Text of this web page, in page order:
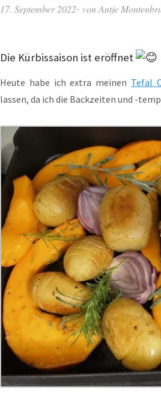
17. September 2022 vonAntje
Die Kürbissaison ist eröffnet
Heute habe ich extra meinen Tefal
lassen, da ich die Backzeiten und -